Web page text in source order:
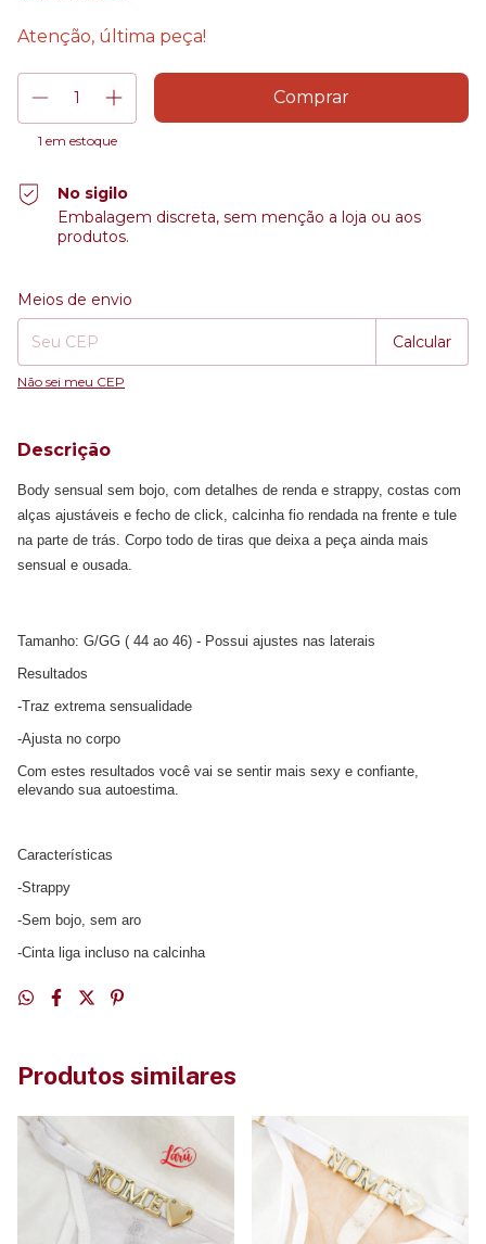
Atenção, última peça!
1 em estoque
No sigilo
Embalagem discreta, sem menção a loja ou aos
produtos.
Entregas para o CEP:
Meios de envio
Calcular
Não sei meu CEP
Descrição
Body sensual sem bojo, com detalhes de renda e strappy, costas com
alças ajustáveis e fecho de click, calcinha fio rendada na frente e tule
na parte de trás. Corpo todo de tiras que deixa a peça ainda mais
sensual e ousada.
Tamanho: G/GG ( 44 ao 46) - Possui ajustes nas laterais
Resultados
-Traz extrema sensualidade
-Ajusta no corpo
Com estes resultados você vai se sentir mais sexy e confiante,
elevando sua autoestima.
Características
-Strappy
-Sem bojo, sem aro
-Cinta liga incluso na calcinha
Produtos similares